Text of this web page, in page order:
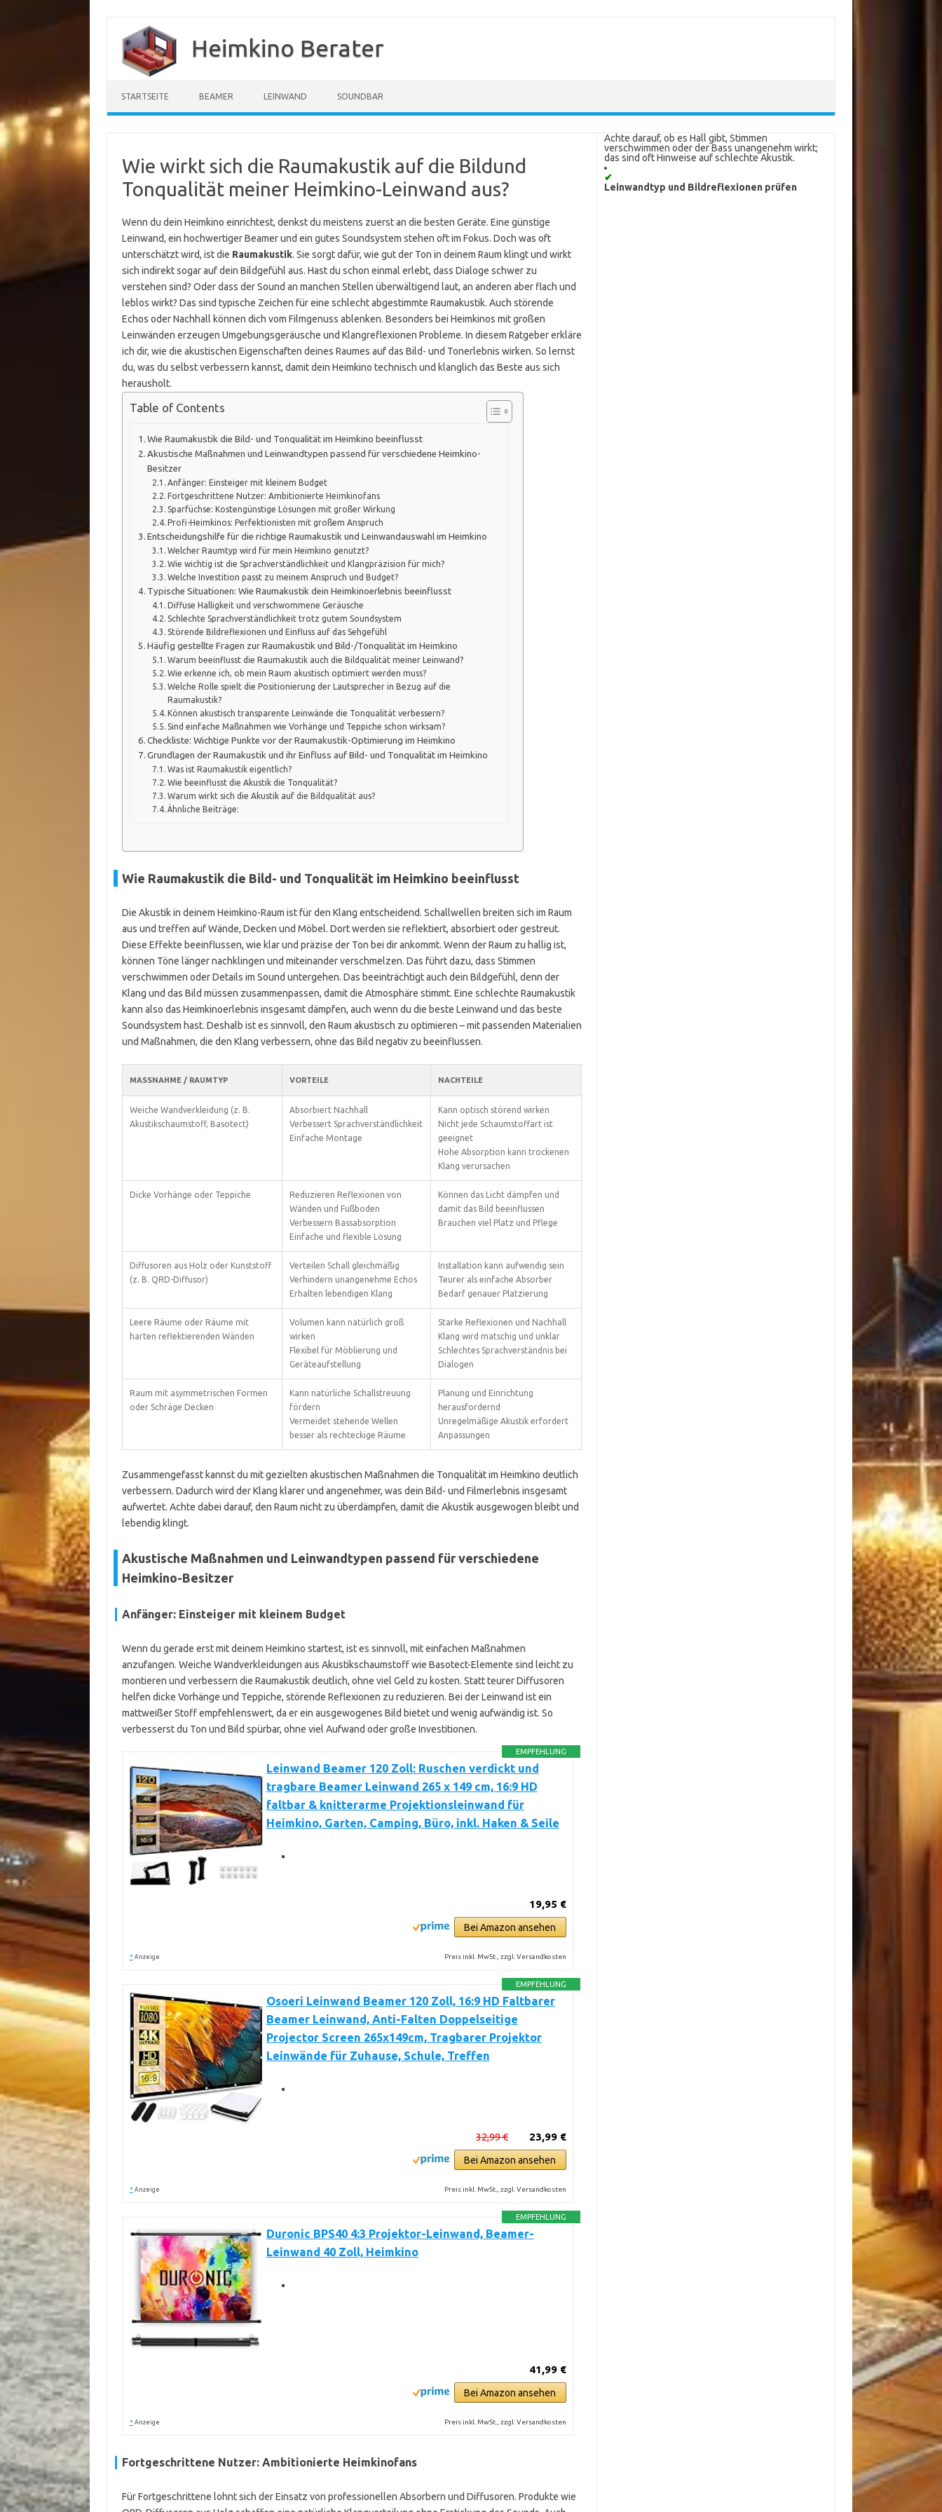
springen
Heimkino Berater
STARTSEITE BEAMER LEINWAND SOUNDBAR
Wie wirkt sich die Raumakustik auf die Bildund
Tonqualität meiner Heimkino-Leinwand aus?
Wenn du dein Heimkino einrichtest, denkst du meistens zuerst an die besten Geräte. Eine günstige
Leinwand, ein hochwertiger Beamer und ein gutes Soundsystem stehen oft im Fokus. Doch was oft
unterschätzt wird, ist die Raumakustik. Sie sorgt dafür, wie gut der Ton in deinem Raum klingt und wirkt
sich indirekt sogar auf dein Bildgefühl aus. Hast du schon einmal erlebt, dass Dialoge schwer zu
verstehen sind? Oder dass der Sound an manchen Stellen überwältigend laut, an anderen aber flach und
leblos wirkt? Das sind typische Zeichen für eine schlecht abgestimmte Raumakustik. Auch störende
Echos oder Nachhall können dich vom Filmgenuss ablenken. Besonders bei Heimkinos mit großen
Leinwänden erzeugen Umgebungsgeräusche und Klangreflexionen Probleme. In diesem Ratgeber erkläre
ich dir, wie die akustischen Eigenschaften deines Raumes auf das Bild- und Tonerlebnis wirken. So lernst
du, was du selbst verbessern kannst, damit dein Heimkino technisch und klanglich das Beste aus sich
herausholt.
Table of Contents
Wie Raumakustik die Bild- und Tonqualität im Heimkino beeinflusst
Akustische Maßnahmen und Leinwandtypen passend für verschiedene Heimkino-
Besitzer
Anfänger: Einsteiger mit kleinem Budget
Fortgeschrittene Nutzer: Ambitionierte Heimkinofans
Sparfüchse: Kostengünstige Lösungen mit großer Wirkung
Profi-Heimkinos: Perfektionisten mit großem Anspruch
Entscheidungshilfe für die richtige Raumakustik und Leinwandauswahl im Heimkino
Welcher Raumtyp wird für mein Heimkino genutzt?
Wie wichtig ist die Sprachverständlichkeit und Klangpräzision für mich?
Welche Investition passt zu meinem Anspruch und Budget?
Typische Situationen: Wie Raumakustik dein Heimkinoerlebnis beeinflusst
Diffuse Halligkeit und verschwommene Geräusche
Schlechte Sprachverständlichkeit trotz gutem Soundsystem
Störende Bildreflexionen und Einfluss auf das Sehgefühl
Häufig gestellte Fragen zur Raumakustik und Bild-/Tonqualität im Heimkino
Warum beeinflusst die Raumakustik auch die Bildqualität meiner Leinwand?
Wie erkenne ich, ob mein Raum akustisch optimiert werden muss?
Welche Rolle spielt die Positionierung der Lautsprecher in Bezug auf die
Raumakustik?
Können akustisch transparente Leinwände die Tonqualität verbessern?
Sind einfache Maßnahmen wie Vorhänge und Teppiche schon wirksam?
Checkliste: Wichtige Punkte vor der Raumakustik-Optimierung im Heimkino
Grundlagen der Raumakustik und ihr Einfluss auf Bild- und Tonqualität im Heimkino
Was ist Raumakustik eigentlich?
Wie beeinflusst die Akustik die Tonqualität?
Warum wirkt sich die Akustik auf die Bildqualität aus?
Ähnliche Beiträge:
Wie Raumakustik die Bild- und Tonqualität im Heimkino beeinflusst
Die Akustik in deinem Heimkino-Raum ist für den Klang entscheidend. Schallwellen breiten sich im Raum
aus und treffen auf Wände, Decken und Möbel. Dort werden sie reflektiert, absorbiert oder gestreut.
Diese Effekte beeinflussen, wie klar und präzise der Ton bei dir ankommt. Wenn der Raum zu hallig ist,
können Töne länger nachklingen und miteinander verschmelzen. Das führt dazu, dass Stimmen
verschwimmen oder Details im Sound untergehen. Das beeinträchtigt auch dein Bildgefühl, denn der
Klang und das Bild müssen zusammenpassen, damit die Atmosphäre stimmt. Eine schlechte Raumakustik
kann also das Heimkinoerlebnis insgesamt dämpfen, auch wenn du die beste Leinwand und das beste
Soundsystem hast. Deshalb ist es sinnvoll, den Raum akustisch zu optimieren – mit passenden Materialien
und Maßnahmen, die den Klang verbessern, ohne das Bild negativ zu beeinflussen.
MASSNAHME / RAUMTYP VORTEILE NACHTEILE
Weiche Wandverkleidung (z. B.
Akustikschaumstoff, Basotect)
Absorbiert Nachhall
Verbessert Sprachverständlichkeit
Einfache Montage
Kann optisch störend wirken
Nicht jede Schaumstoffart ist
geeignet
Hohe Absorption kann trockenen
Klang verursachen
Dicke Vorhänge oder Teppiche
Reduzieren Reflexionen von
Wänden und Fußboden
Verbessern Bassabsorption
Einfache und flexible Lösung
Können das Licht dämpfen und
damit das Bild beeinflussen
Brauchen viel Platz und Pflege
Diffusoren aus Holz oder Kunststoff
(z. B. QRD-Diffusor)
Verteilen Schall gleichmäßig
Verhindern unangenehme Echos
Erhalten lebendigen Klang
Installation kann aufwendig sein
Teurer als einfache Absorber
Bedarf genauer Platzierung
Leere Räume oder Räume mit
harten reflektierenden Wänden
Volumen kann natürlich groß
wirken
Flexibel für Möblierung und
Geräteaufstellung
Starke Reflexionen und Nachhall
Klang wird matschig und unklar
Schlechtes Sprachverständnis bei
Dialogen
Raum mit asymmetrischen Formen
oder Schräge Decken
Kann natürliche Schallstreuung
fördern
Vermeidet stehende Wellen
besser als rechteckige Räume
Planung und Einrichtung
herausfordernd
Unregelmäßige Akustik erfordert
Anpassungen
Zusammengefasst kannst du mit gezielten akustischen Maßnahmen die Tonqualität im Heimkino deutlich
verbessern. Dadurch wird der Klang klarer und angenehmer, was dein Bild- und Filmerlebnis insgesamt
aufwertet. Achte dabei darauf, den Raum nicht zu überdämpfen, damit die Akustik ausgewogen bleibt und
lebendig klingt.
Akustische Maßnahmen und Leinwandtypen passend für verschiedene
Heimkino-Besitzer
Anfänger: Einsteiger mit kleinem Budget
Wenn du gerade erst mit deinem Heimkino startest, ist es sinnvoll, mit einfachen Maßnahmen
anzufangen. Weiche Wandverkleidungen aus Akustikschaumstoff wie Basotect-Elemente sind leicht zu
montieren und verbessern die Raumakustik deutlich, ohne viel Geld zu kosten. Statt teurer Diffusoren
helfen dicke Vorhänge und Teppiche, störende Reflexionen zu reduzieren. Bei der Leinwand ist ein
mattweißer Stoff empfehlenswert, da er ein ausgewogenes Bild bietet und wenig aufwändig ist. So
verbesserst du Ton und Bild spürbar, ohne viel Aufwand oder große Investitionen.
EMPFEHLUNG
Leinwand Beamer 120 Zoll: Ruschen verdickt und
tragbare Beamer Leinwand 265 x 149 cm, 16:9 HD
faltbar & knitterarme Projektionsleinwand für
Heimkino, Garten, Camping, Büro, inkl. Haken & Seile
19,95 €
Bei Amazon ansehen
* Anzeige Preis inkl. MwSt., zzgl. Versandkosten
EMPFEHLUNG
Osoeri Leinwand Beamer 120 Zoll, 16:9 HD Faltbarer
Beamer Leinwand, Anti-Falten Doppelseitige
Projector Screen 265x149cm, Tragbarer Projektor
Leinwände für Zuhause, Schule, Treffen
23,99 €
32,99 €
Bei Amazon ansehen
* Anzeige Preis inkl. MwSt., zzgl. Versandkosten
EMPFEHLUNG
Duronic BPS40 4:3 Projektor-Leinwand, Beamer-
Leinwand 40 Zoll, Heimkino
41,99 €
Bei Amazon ansehen
* Anzeige Preis inkl. MwSt., zzgl. Versandkosten
Fortgeschrittene Nutzer: Ambitionierte Heimkinofans
Für Fortgeschrittene lohnt sich der Einsatz von professionellen Absorbern und Diffusoren. Produkte wie
Achte darauf, ob es Hall gibt, Stimmen
verschwimmen oder der Bass unangenehm wirkt;
das sind oft Hinweise auf schlechte Akustik.
✔
Leinwandtyp und Bildreflexionen prüfen